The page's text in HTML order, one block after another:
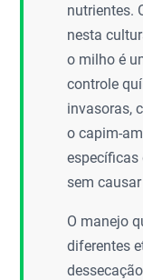
nutrientes.
nesta
o milho é
controle
invasoras,
o capim-
sem
O manejo
diferentes